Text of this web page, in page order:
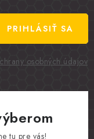
osobných údajov
PRIHLÁSIŤ SA
tu pre vás!